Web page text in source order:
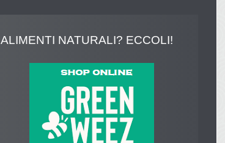
ALIMENTI NATURALI? ECCOLI!